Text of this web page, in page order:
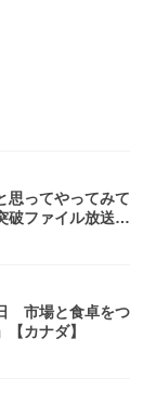
思ってやってみて
破ファイル放送で
市場と食卓をつ
カナダ】